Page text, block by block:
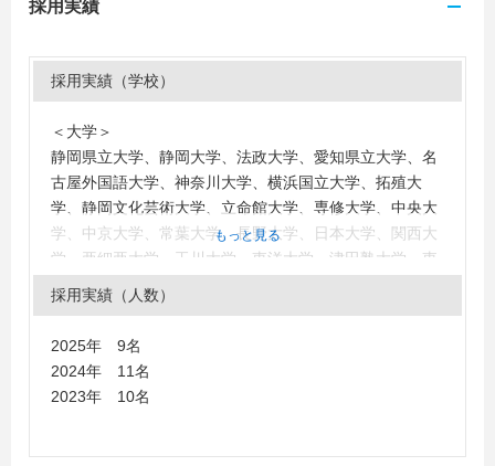
採用実績
採用実績（学校）
＜大学＞
静岡県立大学、静岡大学、法政大学、愛知県立大学、名
古屋外国語大学、神奈川大学、横浜国立大学、拓殖大
学、静岡文化芸術大学、立命館大学、専修大学、中央大
学、中京大学、常葉大学、長野大学、日本大学、関西大
学、亜細亜大学、玉川大学、東洋大学、津田塾大学、東
海大学、帝京大学、山梨学院大学、同志社女子大学、愛
知大学、愛知学院大学、金沢大学、関西外国語大学、関
師範大学 他 80校
もっと見る
採用実績（人数）
2025年 9名
2024年 11名
2023年 10名